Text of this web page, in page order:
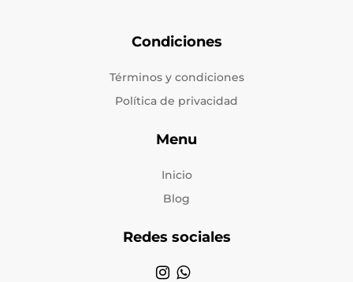
Condiciones
Términos y condiciones
Política de privacidad
Menu
Inicio
Blog
Redes sociales